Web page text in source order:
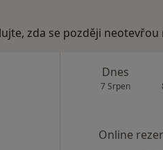
zda se později neotevřou
Dnes
7 Srpen
Online